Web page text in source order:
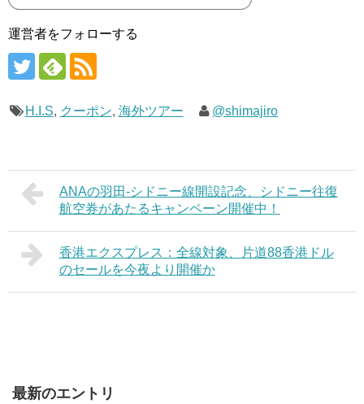
運営者をフォローする
H.I.S, クーポン, 海外ツアー @shimajiro
ANAの羽田-シドニー線開設記念、シドニー往復
航空券があたるキャンペーン開催中！
香港エクスプレス：全線対象、片道88香港ドル
のセールを今夜より開催か
最新のエントリ